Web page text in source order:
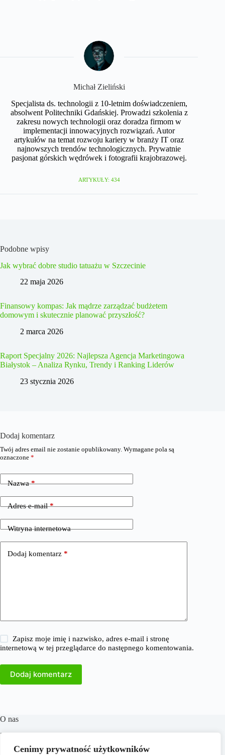
Cenimy prywatność użytkowników
Michał Zieliński
Specjalista ds. technologii z 10-letnim doświadczeniem,
absolwent Politechniki Gdańskiej. Prowadzi szkolenia z
zakresu nowych technologii oraz doradza firmom w
implementacji innowacyjnych rozwiązań. Autor
artykułów na temat rozwoju kariery w branży IT oraz
najnowszych trendów technologicznych. Prywatnie
pasjonat górskich wędrówek i fotografii krajobrazowej.
ARTYKUŁY: 434
Podobne wpisy
Jak wybrać dobre studio tatuażu w Szczecinie
22 maja 2026
Finansowy kompas: Jak mądrze zarządzać budżetem
domowym i skutecznie planować przyszłość?
2 marca 2026
Raport Specjalny 2026: Najlepsza Agencja Marketingowa
Białystok – Analiza Rynku, Trendy i Ranking Liderów
23 stycznia 2026
Dodaj komentarz
Twój adres email nie zostanie opublikowany. Wymagane pola są
oznaczone *
Nazwa*
Adres e-mail*
Witryna internetowa
Dodaj komentarz *
Zapisz moje imię i nazwisko, adres e-mail i stronę
internetową w tej przeglądarce do następnego komentowania.
Dodaj komentarz
O nas
​38Milionow.pl to portal internetowy oferujący aktualne
informacje i analizy z dziedzin takich jak biznes, finanse,